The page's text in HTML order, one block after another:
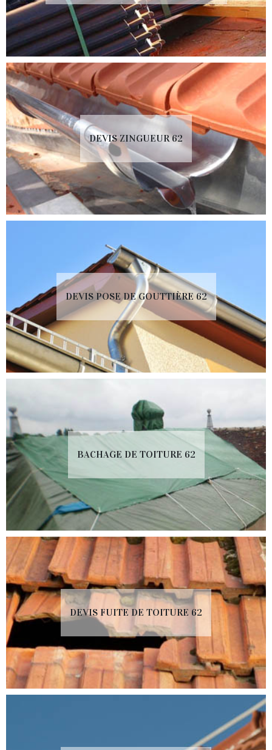
DEVIS ZINGUEUR 62
DEVIS POSE DE GOUTTIÈRE 62
BACHAGE DE TOITURE 62
DEVIS FUITE DE TOITURE 62